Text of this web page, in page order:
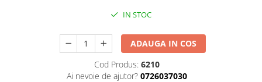
IN STOC
ADAUGA IN COS
Cod Produs: 6210
Ai nevoie de ajutor? 0726037030